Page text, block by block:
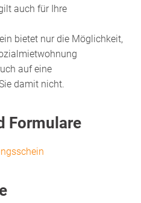
auch für Ihre
bietet nur die Möglichkeit,
auf eine
damit nicht.
Formulare